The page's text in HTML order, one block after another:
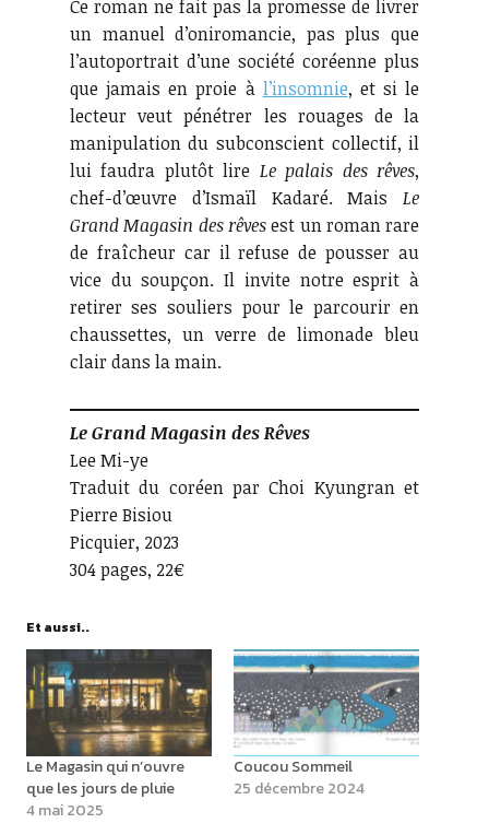
Ce roman ne fait pas la promesse de livrer
un manuel d’oniromancie, pas plus que
l’autoportrait d’une société coréenne plus
que jamais en proie à l’insomnie, et si le
lecteur veut pénétrer les rouages de la
manipulation du subconscient collectif, il
lui faudra plutôt lire Le palais des rêves,
chef-d’œuvre d’Ismaïl Kadaré. MaisLe
Grand Magasin des rêvesest un roman rare
de fraîcheur car il refuse de pousser au
vice du soupçon. Il invite notre esprit à
retirer ses souliers pour le parcourir en
chaussettes, un verre de limonade bleu
clair dans la main.
Le Grand Magasin des Rêves
Lee Mi-ye
Traduit du coréen par Choi Kyungran et
Pierre Bisiou
Picquier, 2023
304 pages, 22€
Et aussi..
Le Magasin qui n’ouvre
que les jours de pluie
4 mai 2025
Coucou Sommeil
25 décembre 2024